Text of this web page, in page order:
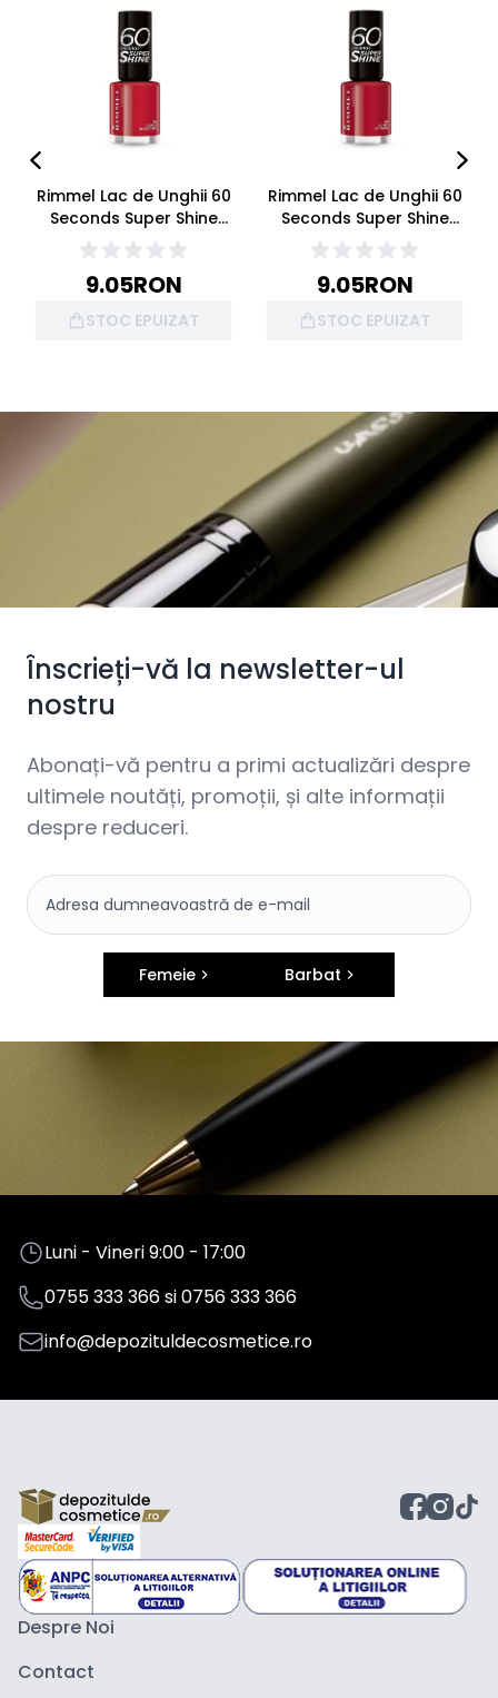
Rimmel Lac de Unghii 60
Seconds Super Shine
Nail Polish 310 Double
Decker Red 8ml
9.05RON
STOC EPUIZAT
Rimmel Lac de Unghii 60
Seconds Super Shine
Nail Polish 315 Queen Of
Tarts 8ml
9.05RON
STOC EPUIZAT
Înscrieți-vă la newsletter-ul
nostru
Abonați-vă pentru a primi actualizări despre
ultimele noutăți, promoții, și alte informații
despre reduceri.
Femeie Barbat
Luni - Vineri 9:00 - 17:00
0755 333 366si0756 333 366
info@depozituldecosmetice.ro
Despre Noi
Contact